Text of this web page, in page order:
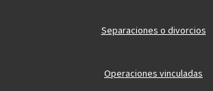
Separaciones o divorcios
Operaciones vinculadas